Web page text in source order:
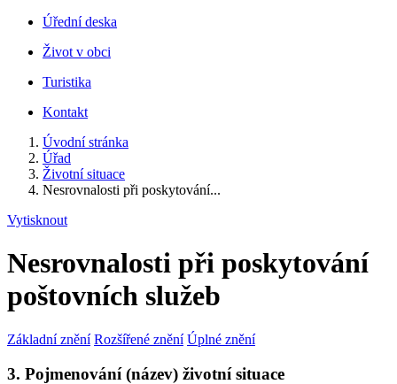
Úřední deska
Život v obci
Turistika
Kontakt
Úvodní stránka
Úřad
Životní situace
Nesrovnalosti při poskytování...
Vytisknout
Nesrovnalosti při poskytování
poštovních služeb
Základní znění Rozšířené znění Úplné znění
3. Pojmenování (název) životní situace